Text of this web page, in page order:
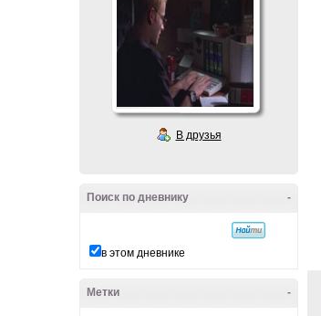
В друзья
-
Поиск по дневнику
в этом дневнике
-
Метки